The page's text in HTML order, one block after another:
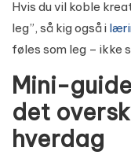
Hvis du vil koble
leg”, så kig også i
føles som leg – ikke
Mini-
det
hverdag